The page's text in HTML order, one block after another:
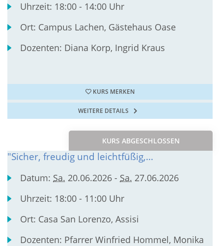
Uhrzeit: 18:00 - 14:00 Uhr
Ort: Campus Lachen, Gästehaus Oase
Dozenten: Diana Korp, Ingrid Kraus
KURS MERKEN
WEITERE DETAILS
KURS ABGESCHLOSSEN
"Sicher, freudig und leichtfüßig,...
Datum: Sa. 20.06.2026 - Sa. 27.06.2026
Uhrzeit: 18:00 - 11:00 Uhr
Ort: Casa San Lorenzo, Assisi
Dozenten: Pfarrer Winfried Hommel, Monika